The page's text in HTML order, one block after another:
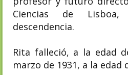
Ciencias de
descendencia.
Rita falleció, a la edad
marzo de 1931, a la edad